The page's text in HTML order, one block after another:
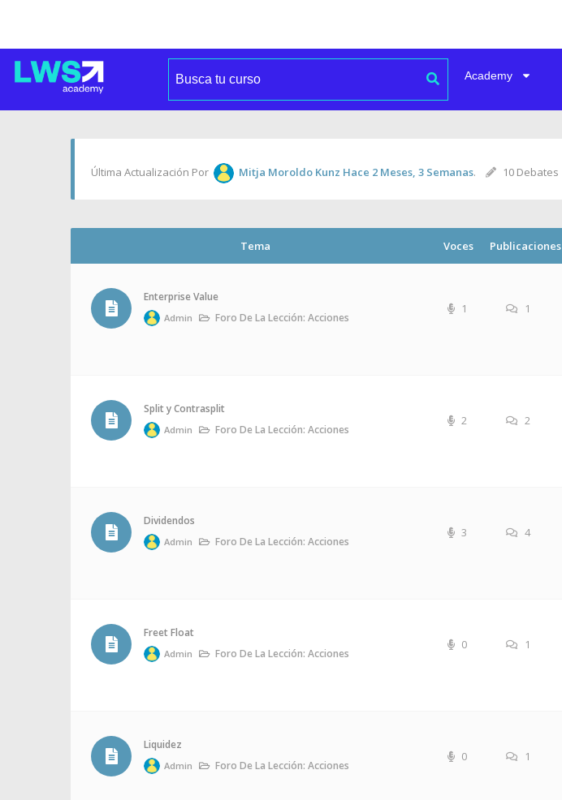
Academy
Última Actualización Por Mitja Moroldo Kunz Hace 2 Meses, 3 Semanas. 10 Debates
Tema Voces Publicaciones
Enterprise Value
Admin Foro De La Lección: Acciones
1 1
Split y Contrasplit
Admin Foro De La Lección: Acciones
2 2
Dividendos
Admin Foro De La Lección: Acciones
3 4
Freet Float
Admin Foro De La Lección: Acciones
0 1
Liquidez
Admin Foro De La Lección: Acciones
0 1